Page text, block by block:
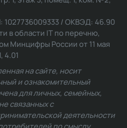
1027736009333 / ОКВЭД: 46.90
в области IT по перечню,
Минцифры России от 11 мая
4.01
на сайте, носит
и ознакомительный
для личных, семейных,
связанных с
деятельности